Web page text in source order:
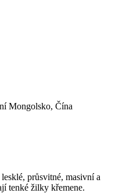
Mongolsko, Čína
průsvitné, masivní a
tenké žilky křemene.